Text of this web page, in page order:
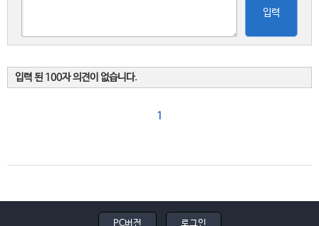
입력
입력 된 100자 의견이 없습니다.
1
PC버전 로그인